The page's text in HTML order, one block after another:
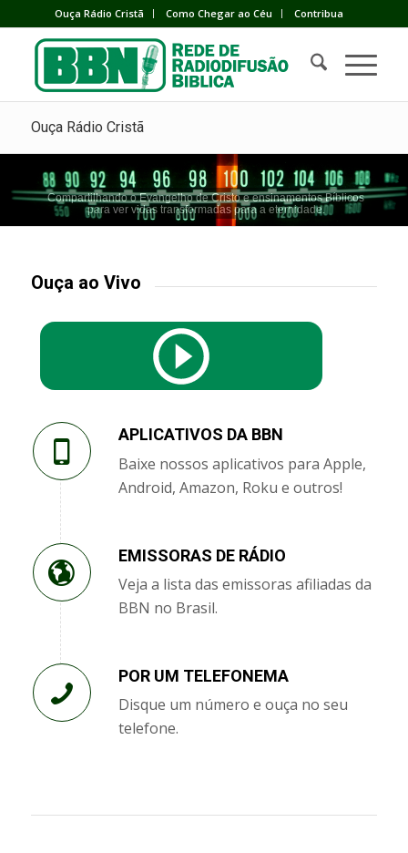
Ouça Rádio Cristã Como Chegar ao Céu Contribua
Ouça Rádio Cristã
Compartilhando o Evangelho de Cristo e ensinamentos Bíblicos
para ver vidas transformadas para a eternidade.
Ouça ao Vivo
APLICATIVOS DA BBN
Baixe nossos aplicativos para Apple,
Android, Amazon, Roku e outros!
EMISSORAS DE RÁDIO
Veja a lista das emissoras afiliadas da
BBN no Brasil.
POR UM TELEFONEMA
Disque um número e ouça no seu
telefone.